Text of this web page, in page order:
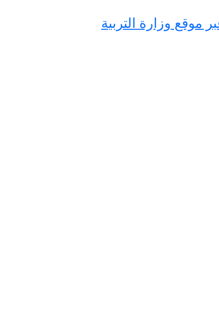
الدين عبر موقع وزارة التربية